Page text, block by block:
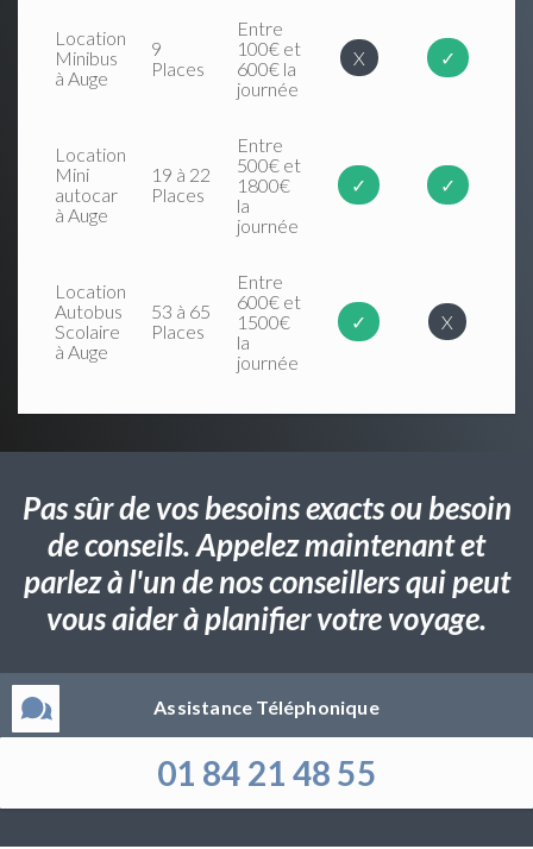
Location
Minibus
à Auge
9
Places
Entre
100€ et
600€ la
journée
X ✓
Location
Mini
autocar
à Auge
19 à 22
Places
Entre
500€ et
1800€
la
journée
✓ ✓
Location
Autobus
Scolaire
à Auge
53 à 65
Places
Entre
600€ et
1500€
la
journée
✓ X
Pas sûr de vos besoins exacts ou besoin
de conseils. Appelez maintenant et
parlez à l'un de nos conseillers qui peut
vous aider à planifier votre voyage.
Assistance Téléphonique
01 84 21 48 55